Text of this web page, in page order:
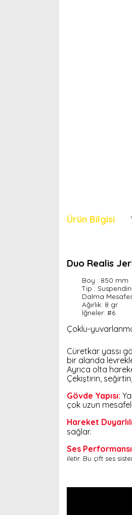
Ürün Bilgisi
Duo Realis
Boy : 850 mm
Tip :
Dalma
Ağırlık: 8 gr
İğneler: #6
Çoklu-
Cüretkar yassı
bir alanda
Ayrıca olta
Çekiştirin,
Gövde Yapısı:
çok uzun
Hareket Duyarlıl
sağlar.
Ses Performans
iletir. Bu çift ses